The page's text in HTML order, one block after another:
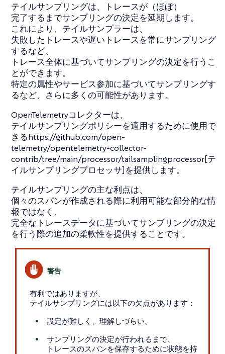
テイルサンプリングは、トレースが（ほぼ）
完了するまでサンプリングの決定を延期します。
これにより、テイルサンプラーは、
失敗したトレースや遅いトレースを常にサンプリング
するなど、
トレース全体に基づいてサンプリングの決定を行うこ
とができます。
特定の属性やサービス参加に基づいてサンプリングす
るなど、さらに多くの可能性があります。
OpenTelemetryコレクターは、
テイルサンプリングポリシーを適用するために使用で
きるhttps://github.com/open-
telemetry/opentelemetry-collector-
contrib/tree/main/processor/tailsamplingprocessor[テ
イルサンプリングプロセッサ]を提供します。
テイルサンプリングの主な利点は、
個々のスパンが作成される際に利用可能な部分的な情
報ではなく、
完全なトレースデータに基づいてサンプリングの決定
を行う際の追加の柔軟性を提供することです。
有利ではありますが、
テイルサンプリングには以下の欠点があります：
設定が難しく、理解しづらい。
サンプリングの決定が行われるまで、
トレースのスパンを保存するために状態を持